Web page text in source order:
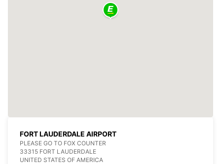
FORT LAUDERDALE AIRPORT
PLEASE GO TO FOX COUNTER
33315 FORT LAUDERDALE
UNITED STATES OF AMERICA